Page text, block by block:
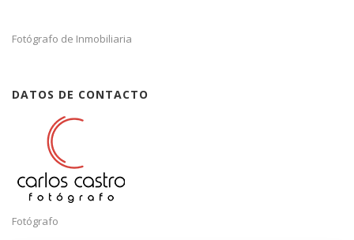
Fotógrafo de Inmobiliaria
DATOS DE CONTACTO
Fotógrafo